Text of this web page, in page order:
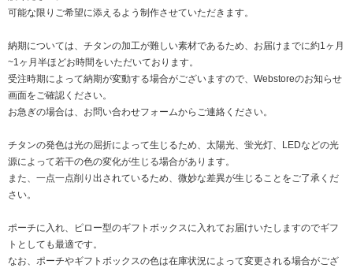
可能な限りご希望に添えるよう制作させていただきます。
納期については、チタンの加工が難しい素材であるため、お届けまでに約1ヶ月
~1ヶ月半ほどお時間をいただいております。
受注時期によって納期が変動する場合がございますので、Webstoreのお知らせ
画面をご確認ください。
お急ぎの場合は、お問い合わせフォームからご連絡ください。
チタンの発色は光の屈折によって生じるため、太陽光、蛍光灯、LEDなどの光
源によって若干の色の変化が生じる場合があります。
また、一点一点削り出されているため、微妙な差異が生じることをご了承くだ
さい。
ポーチに入れ、ピロー型のギフトボックスに入れてお届けいたしますのでギフ
トとしても最適です。
なお、ポーチやギフトボックスの色は在庫状況によって変更される場合がござ